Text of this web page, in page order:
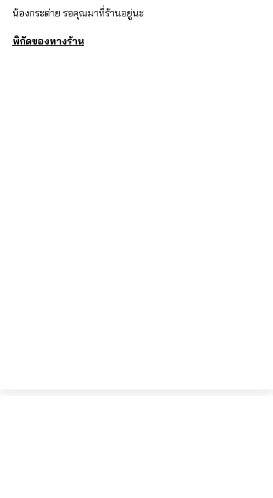
น้องกระต่าย รอคุณมาที่ร้านอยู่นะ
พิกัดของทางร้าน